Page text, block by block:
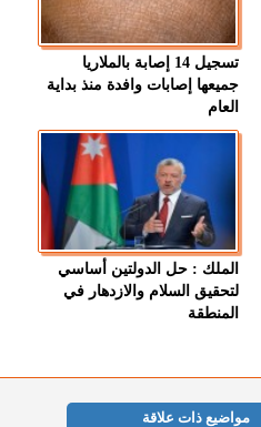
تسجيل 14 إصابة بالملاريا
جميعها إصابات وافدة منذ بداية
العام
الملك : حل الدولتين أساسي
لتحقيق السلام والازدهار في
المنطقة
مواضيع ذات علاقة